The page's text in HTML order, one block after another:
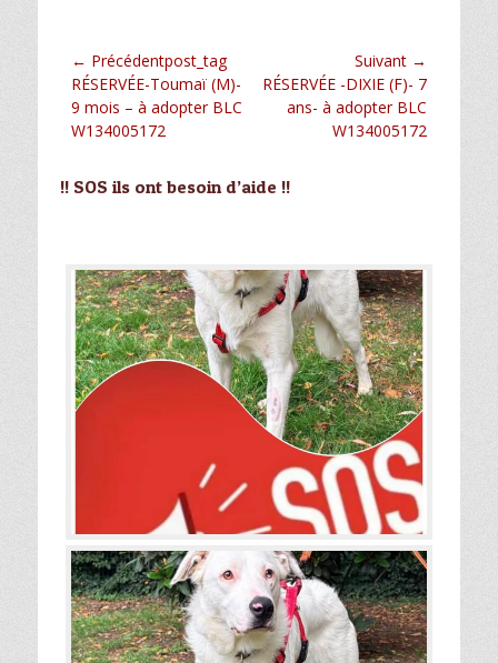
Navigation
de
l’article
← Précédentpost_tag
Article
précédent :
RÉSERVÉE-Toumaï (M)-
9 mois – à adopter BLC
W134005172
Suivant →
Article
suivant :
RÉSERVÉE -DIXIE (F)- 7
ans- à adopter BLC
W134005172
!! SOS ils ont besoin d’aide !!